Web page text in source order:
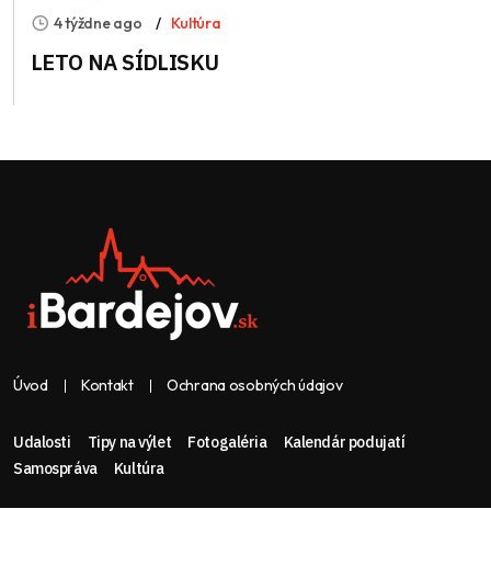
4 týždne ago Kultúra
LETO NA SÍDLISKU
Úvod Kontakt Ochrana osobných údajov
Udalosti Tipy na výlet Fotogaléria
Kalendár podujatí
Samospráva
Kultúra